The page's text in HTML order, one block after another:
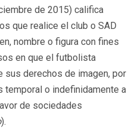
de 2015) califica
que realice el club o SAD
nombre o figura con fines
en que el futbolista
sus derechos de imagen, por
o indefinidamente a
de sociedades
).